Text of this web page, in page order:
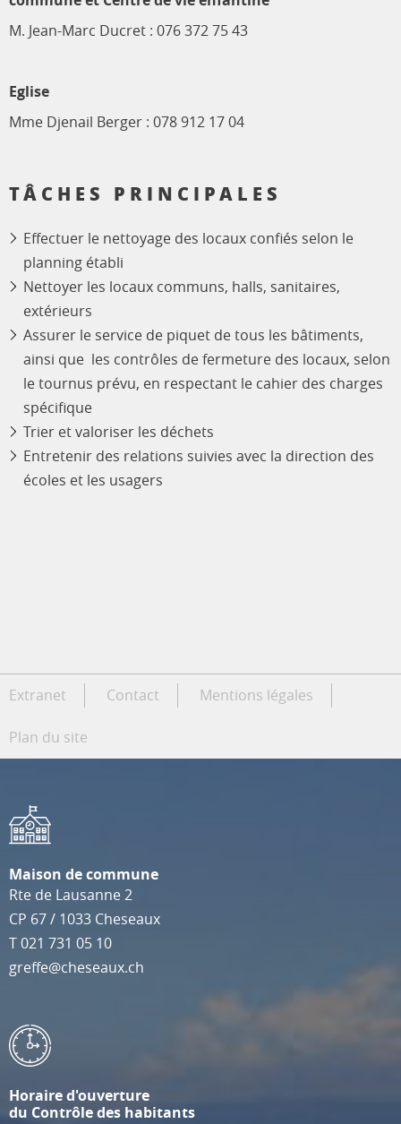
M. Jean-Marc Ducret : 076 372 75 43
Eglise
Mme Djenail Berger : 078 912 17 04
TÂCHES PRINCIPALES
Effectuer le nettoyage des locaux confiés selon le
planning établi
Nettoyer les locaux communs, halls, sanitaires,
extérieurs
Assurer le service de piquet de tous les bâtiments,
ainsi que les contrôles de fermeture des locaux, selon
le tournus prévu, en respectant le cahier des charges
spécifique
Trier et valoriser les déchets
Entretenir des relations suivies avec la direction des
écoles et les usagers
Extranet Contact Mentions légales
Plan du site
Maison de commune
Rte de Lausanne 2
CP 67/ 1033 Cheseaux
T021 731 05 10
greffe@cheseaux.ch
Horaire d'ouverture
du Contrôle des habitants